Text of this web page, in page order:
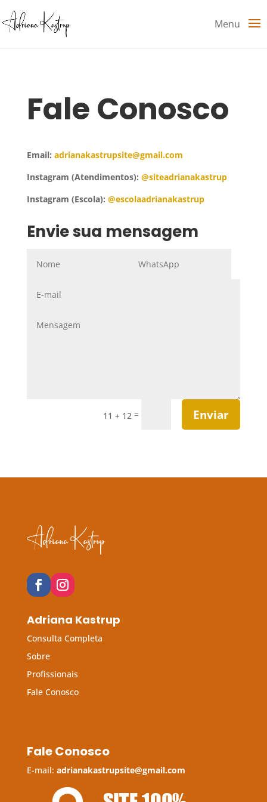
Menu
Fale Conosco
Email: adrianakastrupsite@gmail.com
Instagram (Atendimentos): @siteadrianakastrup
Instagram (Escola): @escolaadrianakastrup
Envie sua mensagem
11 + 12 = Enviar
Adriana Kastrup
Consulta Completa
Sobre
Profissionais
Fale Conosco
Fale Conosco
E-mail: adrianakastrupsite@gmail.com